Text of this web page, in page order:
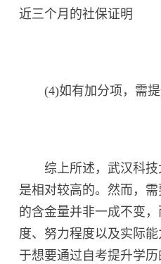
近三个月的社保证明
(4)如有加分项，需提
综上所述，武汉科技
是相对较高的。然而，
的含金量并非一成不变
度、努力程度以及实际
于想要通过自考提升学